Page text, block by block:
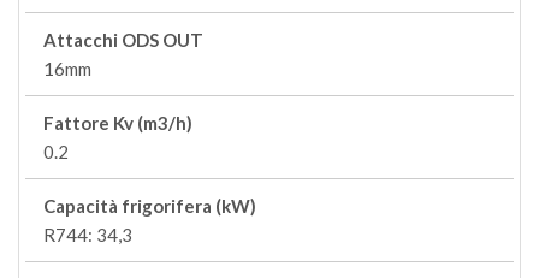
Attacchi ODS OUT
16mm
Fattore Kv (m3/h)
0.2
Capacità frigorifera (kW)
R744: 34,3